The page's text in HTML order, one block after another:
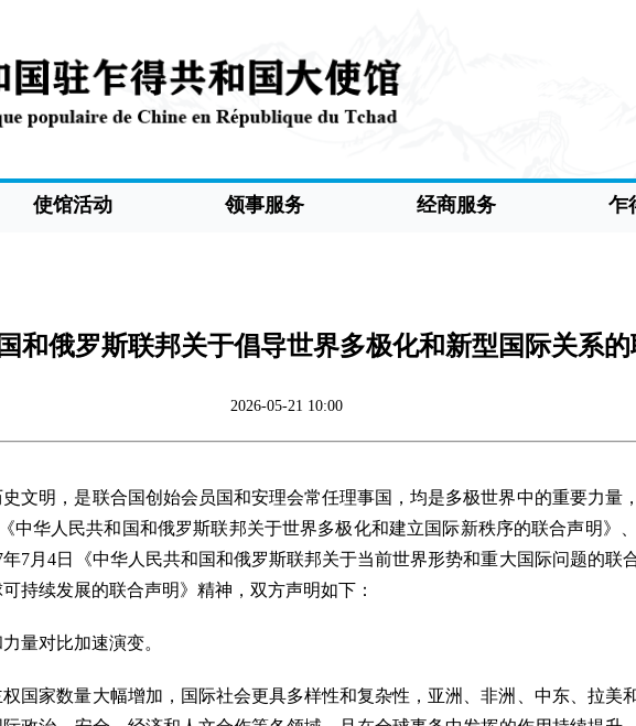
使馆活动 领事服务 经商服务 乍
和俄罗斯联邦关于倡导世界多极化和新型国际关系的
2026-05-21 10:00
文明，是联合国创始会员国和安理会常任理事国，均是多极世界中的重要力量
中华人民共和国和俄罗斯联邦关于世界多极化和建立国际新秩序的联合声明》
7月4日《中华人民共和国和俄罗斯联邦关于当前世界形势和重大国际问题的联
持续发展的联合声明》精神，双方声明如下：
量对比加速演变。
国家数量大幅增加，国际社会更具多样性和复杂性，亚洲、非洲、中东、拉美